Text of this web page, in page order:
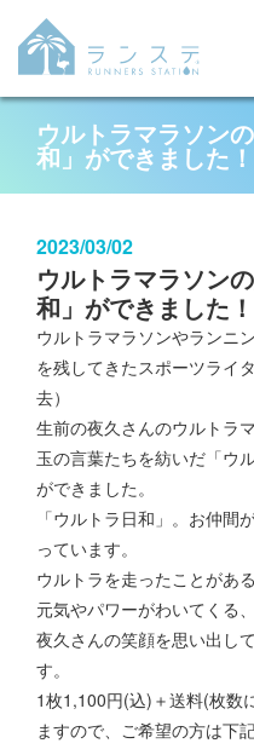
ウルトラマラソン
和」ができました！
2023/03/02
ウルトラマラソン
和」ができました！
ウルトラマラソンやランニ
を残してきたスポーツライ
去）
生前の夜久さんのウルトラ
玉の言葉たちを紡いだ「ウ
ができました。
「ウルトラ日和」。お仲間
っています。
ウルトラを走ったことがあ
元気やパワーがわいてくる
夜久さんの笑顔を思い出し
す。
1枚1,100円(込)＋送料(枚数
ますので、ご希望の方は下